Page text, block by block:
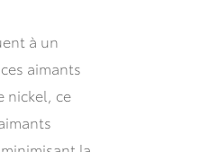
à un
aimants
nickel, ce